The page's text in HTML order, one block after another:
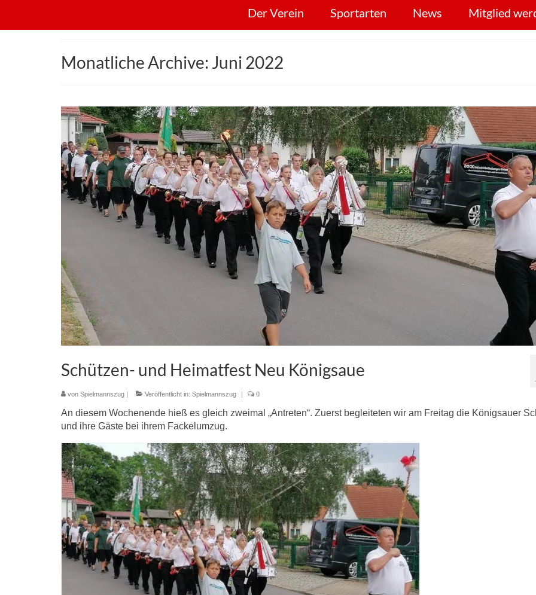
Der Verein Sportarten News Mitglied
Monatliche Archive: Juni 2022
Schützen- und Heimatfest Neu Königsaue
von Spielmannszug | Veröffentlicht in: Spielmannszug | 0
An diesem Wochenende hieß es gleich zweimal „Antreten“. Zuerst begleiteten wir am Freitag die Königsauer
und ihre Gäste bei ihrem Fackelumzug.